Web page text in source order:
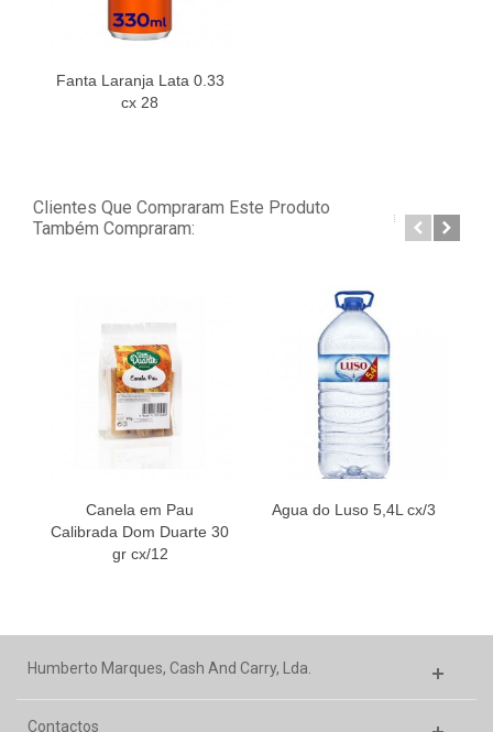
Fanta Laranja Lata 0.33
cx 28
Clientes Que Compraram Este Produto
Também Compraram:
Canela em Pau
Calibrada Dom Duarte 30
gr cx/12
Agua do Luso 5,4L cx/3
Humberto Marques, Cash And Carry, Lda.
Contactos